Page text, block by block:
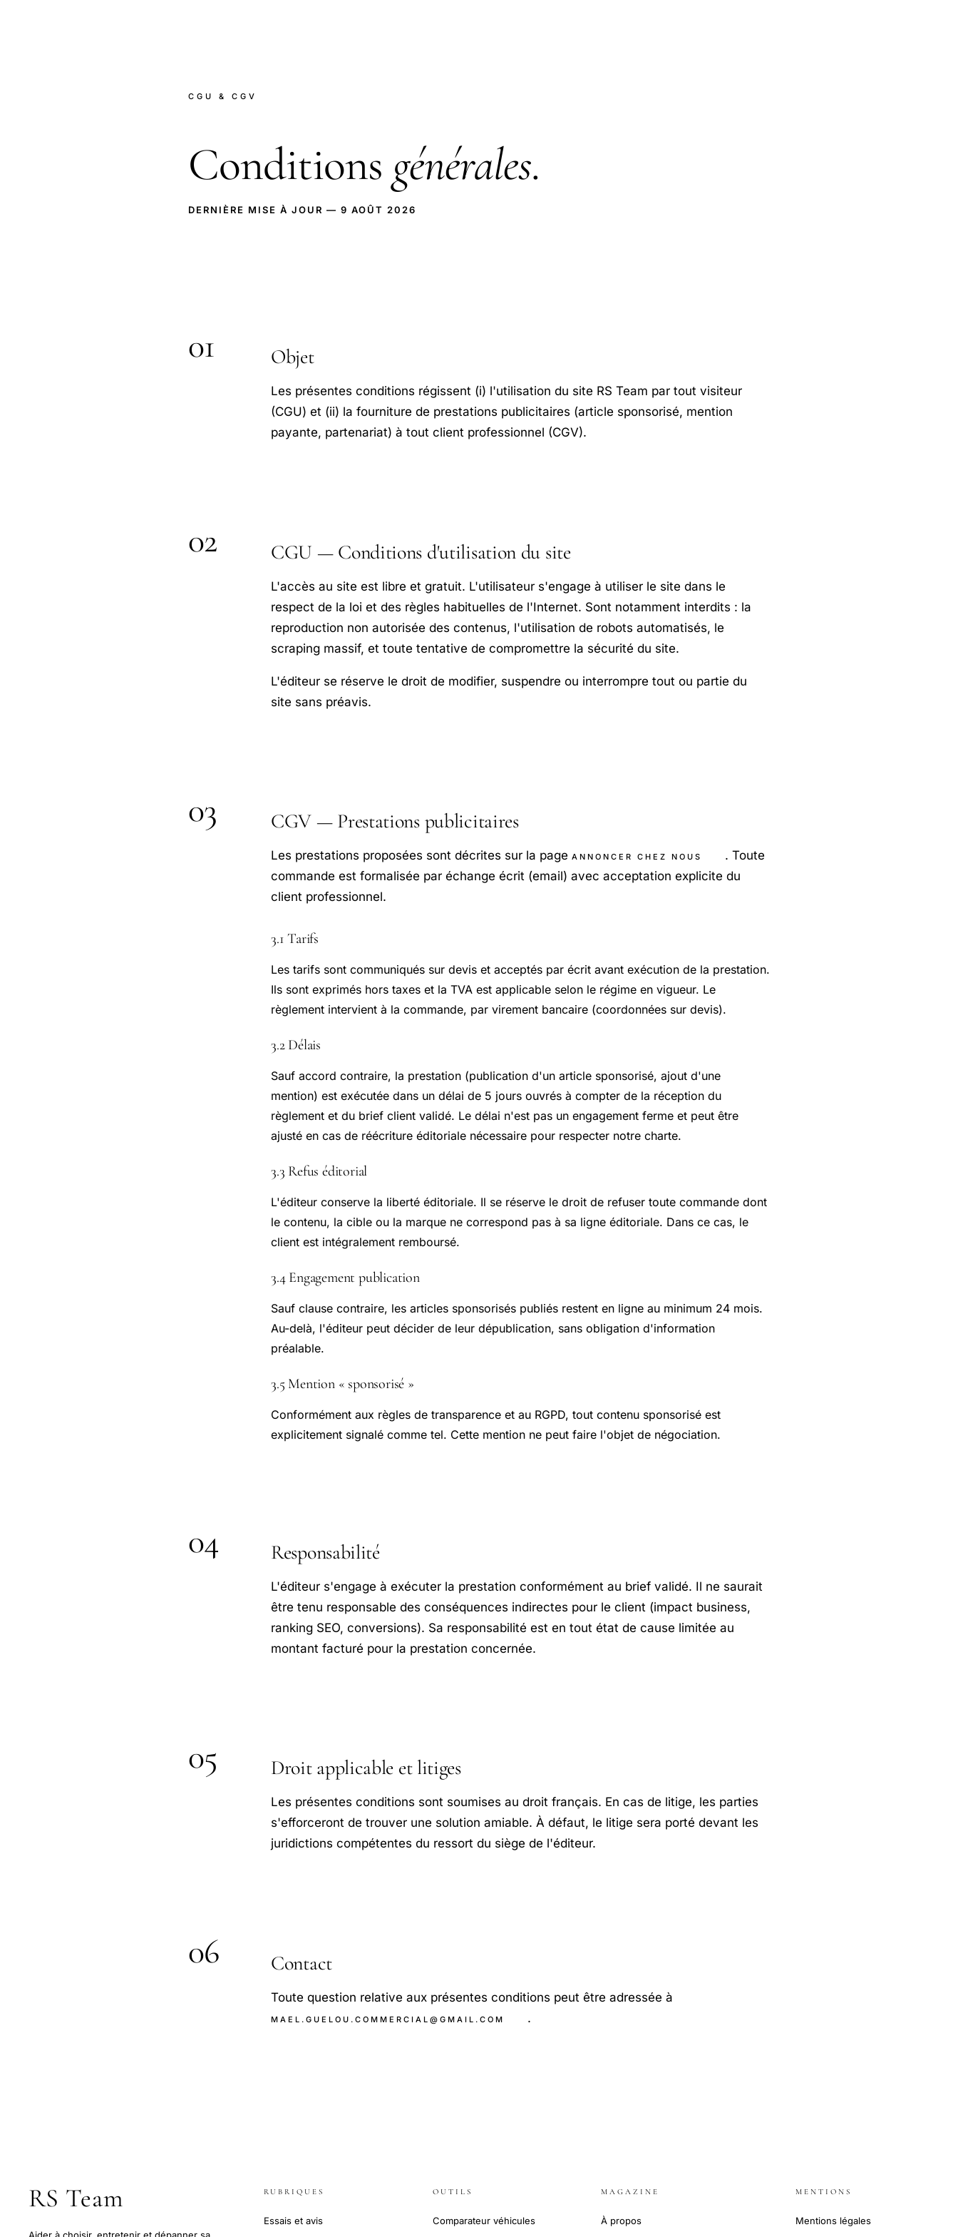
CGU & CGV
Conditions générales.
DERNIÈRE MISE À JOUR — 9 AOÛT 2026
01 Objet
Les présentes conditions régissent (i) l'utilisation du site RS Team par tout visiteur
(CGU) et (ii) la fourniture de prestations publicitaires (article sponsorisé, mention
payante, partenariat) à tout client professionnel (CGV).
02 CGU — Conditions d'utilisation du site
L'accès au site est libre et gratuit. L'utilisateur s'engage à utiliser le site dans le
respect de la loi et des règles habituelles de l'Internet. Sont notamment interdits : la
reproduction non autorisée des contenus, l'utilisation de robots automatisés, le
scraping massif, et toute tentative de compromettre la sécurité du site.
L'éditeur se réserve le droit de modifier, suspendre ou interrompre tout ou partie du
site sans préavis.
03 CGV — Prestations publicitaires
Les prestations proposées sont décrites sur la page ANNONCER CHEZ NOUS
. Toute
commande est formalisée par échange écrit (email) avec acceptation explicite du
client professionnel.
3.1 Tarifs
Les tarifs sont communiqués sur devis et acceptés par écrit avant exécution de la prestation.
Ils sont exprimés hors taxes et la TVA est applicable selon le régime en vigueur. Le
règlement intervient à la commande, par virement bancaire (coordonnées sur devis).
3.2 Délais
Sauf accord contraire, la prestation (publication d'un article sponsorisé, ajout d'une
mention) est exécutée dans un délai de 5 jours ouvrés à compter de la réception du
règlement et du brief client validé. Le délai n'est pas un engagement ferme et peut être
ajusté en cas de réécriture éditoriale nécessaire pour respecter notre charte.
3.3 Refus éditorial
L'éditeur conserve la liberté éditoriale. Il se réserve le droit de refuser toute commande dont
le contenu, la cible ou la marque ne correspond pas à sa ligne éditoriale. Dans ce cas, le
client est intégralement remboursé.
3.4 Engagement publication
Sauf clause contraire, les articles sponsorisés publiés restent en ligne au minimum 24 mois.
Au-delà, l'éditeur peut décider de leur dépublication, sans obligation d'information
préalable.
3.5 Mention « sponsorisé »
Conformément aux règles de transparence et au RGPD, tout contenu sponsorisé est
explicitement signalé comme tel. Cette mention ne peut faire l'objet de négociation.
04 Responsabilité
L'éditeur s'engage à exécuter la prestation conformément au brief validé. Il ne saurait
être tenu responsable des conséquences indirectes pour le client (impact business,
ranking SEO, conversions). Sa responsabilité est en tout état de cause limitée au
montant facturé pour la prestation concernée.
05 Droit applicable et litiges
Les présentes conditions sont soumises au droit français. En cas de litige, les parties
s'efforceront de trouver une solution amiable. À défaut, le litige sera porté devant les
juridictions compétentes du ressort du siège de l'éditeur.
06 Contact
Toute question relative aux présentes conditions peut être adressée à
MAEL.GUELOU.COMMERCIAL@GMAIL.COM .
RS Team
Aider à choisir, entretenir et dépanner sa
RUBRIQUES
Essais et avis
OUTILS
Comparateur véhicules
MAGAZINE
À propos
MENTIONS
Mentions légales